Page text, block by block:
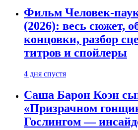
Фильм Человек-
(2026): весь сюжет,
концовки, разбор
титров и спойлеры
4 дня спустя
Саша Барон Коэн
«Призрачном
Гослингом —